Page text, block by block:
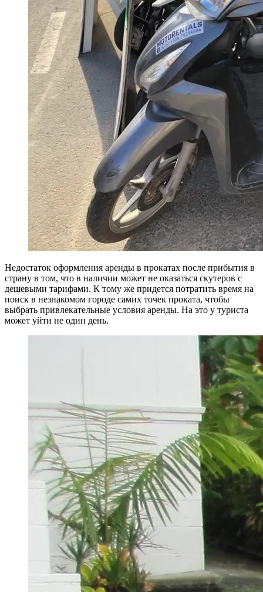
Недостаток оформления аренды в прокатах после прибытия в
страну в том, что в наличии может не оказаться скутеров с
дешевыми тарифами. К тому же придется потратить время на
поиск в незнакомом городе самих точек проката, чтобы
выбрать привлекательные условия аренды. На это у туриста
может уйти не один день.